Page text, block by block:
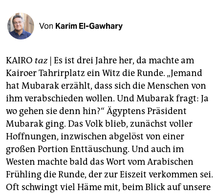
unterstützen
genossenschaft
epaper login
Von Karim El-Gawhary
KAIRO taz| Es ist drei Jahre her, da machte am
Kairoer Tahrirplatz ein Witz die Runde. „Jemand
hat Mubarak erzählt, dass sich die Menschen von
ihm verabschieden wollen. Und Mubarak fragt: Ja
wo gehen sie denn hin?“ Ägyptens Präsident
Mubarak ging. Das Volk blieb, zunächst voller
Hoffnungen, inzwischen abgelöst von einer
großen Portion Enttäuschung. Und auch im
Westen machte bald das Wort vom Arabischen
Frühling die Runde, der zur Eiszeit verkommen sei.
Oft schwingt viel Häme mit, beim Blick auf unsere